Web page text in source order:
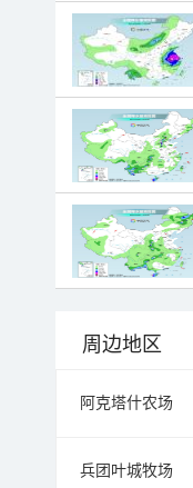
周边地区
阿克塔什农场
兵团叶城牧场